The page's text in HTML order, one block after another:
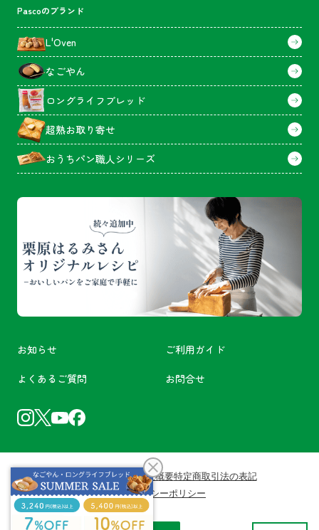
Pascoのブランド
L'Oven
なごやん
ロングライフブレッド
超熟お取り寄せ
おうちパン職人シリーズ
お知らせ ご利用ガイド
よくあるご質問 お問合せ
利用規約会員規約会社概要特定商取引法の表記
プライバシーポリシー